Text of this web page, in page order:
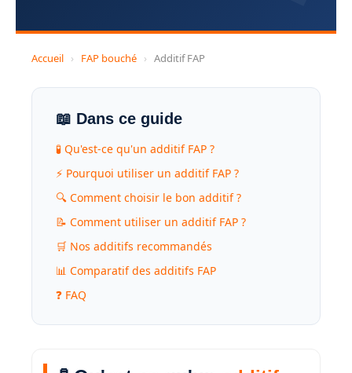
Accueil › FAP bouché › Additif FAP
📖 Dans ce guide
🧪 Qu'est-ce qu'un additif FAP ?
⚡ Pourquoi utiliser un additif FAP ?
🔍 Comment choisir le bon additif ?
📝 Comment utiliser un additif FAP ?
🛒 Nos additifs recommandés
📊 Comparatif des additifs FAP
❓ FAQ